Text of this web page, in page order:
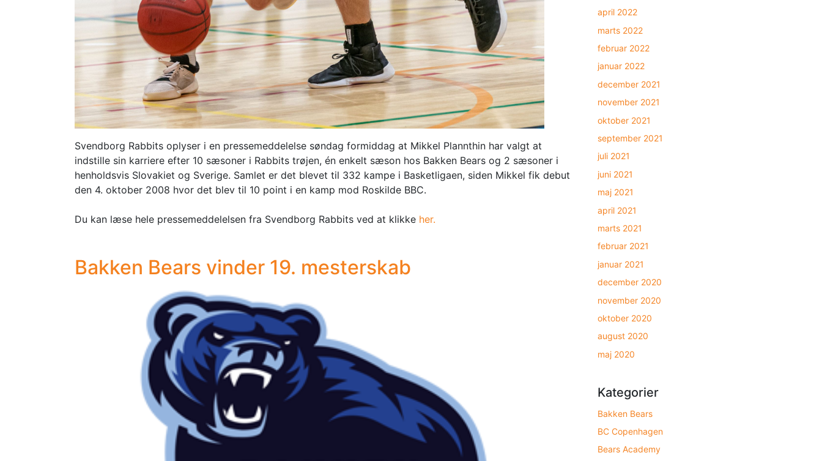
Svendborg Rabbits oplyser i en pressemeddelelse søndag formiddag at Mikkel Plannthin har valgt at
indstille sin karriere efter 10 sæsoner i Rabbits trøjen, én enkelt sæson hos Bakken Bears og 2 sæsoner i
henholdsvis Slovakiet og Sverige. Samlet er det blevet til 332 kampe i Basketligaen, siden Mikkel fik debut
den 4. oktober 2008 hvor det blev til 10 point i en kamp mod Roskilde BBC.
Du kan læse hele pressemeddelelsen fra Svendborg Rabbits ved at klikke her.
Bakken Bears vinder 19. mesterskab
april 2022
marts 2022
februar 2022
januar 2022
december 2021
november 2021
oktober 2021
september 2021
juli 2021
juni 2021
maj 2021
april 2021
marts 2021
februar 2021
januar 2021
december 2020
november 2020
oktober 2020
august 2020
maj 2020
Kategorier
Bakken Bears
BC Copenhagen
Bears Academy